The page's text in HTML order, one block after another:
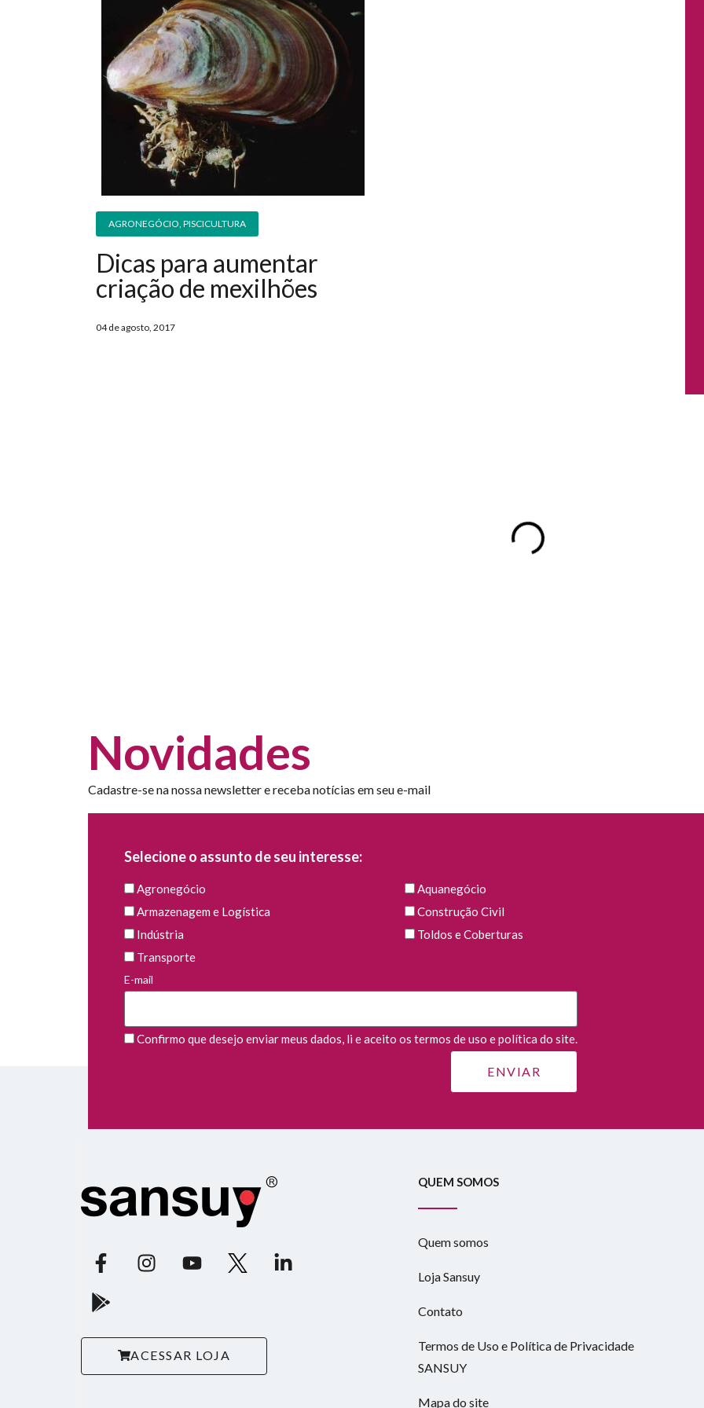
AGRONEGÓCIO, PISCICULTURA
Dicas para aumentar
criação de mexilhões
04 de agosto, 2017
Novidades
Cadastre-se na nossa newsletter e receba notícias em seu e-mail
Selecione o assunto de seu interesse:
Agronegócio
Aquanegócio
Armazenagem e Logística
Construção Civil
Indústria
Toldos e Coberturas
Transporte
E-mail
Confirmo que desejo enviar meus dados, li e aceito os termos de uso e política do site.
ACESSAR LOJA
QUEM SOMOS
Quem somos
Loja Sansuy
Contato
Termos de Uso e Política de Privacidade
SANSUY
Mapa do site